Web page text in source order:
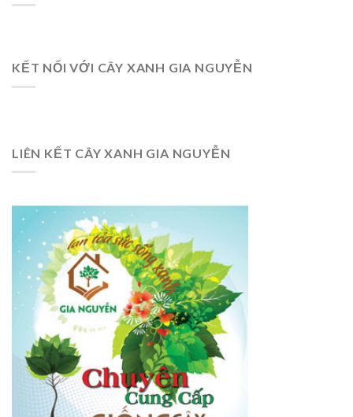
KẾT NỐI VỚI CÂY XANH GIA NGUYỄN
LIÊN KẾT CÂY XANH GIA NGUYỄN